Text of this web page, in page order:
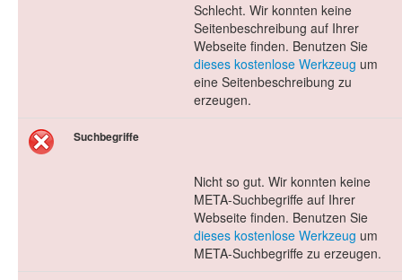
Schlecht. Wir konnten keine
Seitenbeschreibung auf Ihrer
Webseite finden. Benutzen Sie
dieses kostenlose Werkzeug um
eine Seitenbeschreibung zu
erzeugen.
Suchbegriffe
Nicht so gut. Wir konnten keine
META-Suchbegriffe auf Ihrer
Webseite finden. Benutzen Sie
dieses kostenlose Werkzeug um
META-Suchbegriffe zu erzeugen.